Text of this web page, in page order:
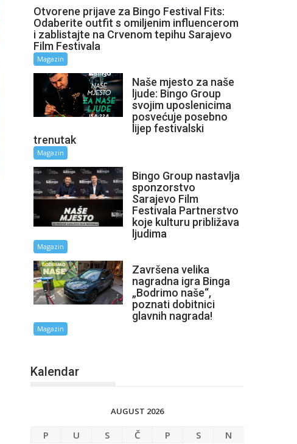
Otvorene prijave za Bingo Festival Fits:
Odaberite outfit s omiljenim influencerom
i zablistajte na Crvenom tepihu Sarajevo
Film Festivala
Magazin
Naše mjesto za naše
ljude: Bingo Group
svojim uposlenicima
posvećuje posebno
lijep festivalski
trenutak
Magazin
Bingo Group nastavlja
sponzorstvo
Sarajevo Film
Festivala Partnerstvo
koje kulturu približava
ljudima
Magazin
Završena velika
nagradna igra Binga
„Bodrimo naše“,
poznati dobitnici
glavnih nagrada!
Magazin
Kalendar
AUGUST 2026
P U S Č P S
N